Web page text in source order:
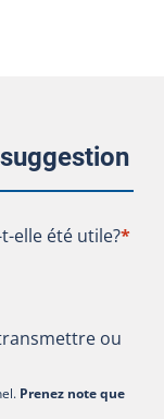
t-elle été utile?
elle été utile?*
ou
Prenez note que